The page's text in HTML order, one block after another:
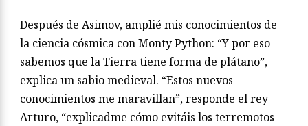
Después de Asimov, amplié mis conocimientos de
la ciencia cósmica con Monty Python: “Y por eso
sabemos que la Tierra tiene forma de plátano”,
explica un sabio medieval. “Estos nuevos
conocimientos me maravillan”, responde el rey
Arturo, “explicadme cómo evitáis los terremotos